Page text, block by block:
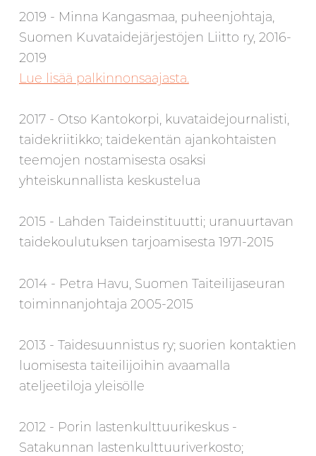
2019 - Minna Kangasmaa, puheenjohtaja,
Suomen Kuvataidejärjestöjen Liitto ry, 2016-
2019
Lue lisää palkinnonsaajasta.
2017 - Otso Kantokorpi, kuvataidejournalisti,
taidekriitikko; taidekentän ajankohtaisten
teemojen nostamisesta osaksi
yhteiskunnallista keskustelua
2015 - Lahden Taideinstituutti; uranuurtavan
taidekoulutuksen tarjoamisesta 1971-2015
2014 - Petra Havu, Suomen Taiteilijaseuran
toiminnanjohtaja 2005-2015
2013 - Taidesuunnistus ry; suorien kontaktien
luomisesta taiteilijoihin avaamalla
ateljeetiloja yleisölle
2012 - Porin lastenkulttuurikeskus -
Satakunnan lastenkulttuuriverkosto;